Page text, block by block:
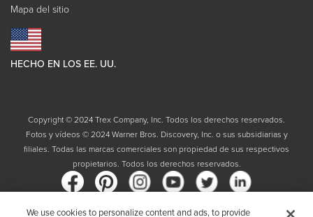
Mapa del sitio
HECHO EN LOS EE. UU.
Copyright © 2024 Trex Company, Inc. Todos los derechos reservados.
Fotos y vídeos © 2024 Warner Bros. Discovery, Inc. o sus subsidiarias y
filiales. Todas las marcas comerciales son propiedad de sus respectivos
propietarios. Todos los derechos reservados.
We use cookies to personalize content and ads, to provide